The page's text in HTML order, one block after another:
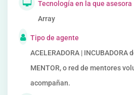
Tecnología en la que asesora
Array
Tipo de agente
ACELERADORA | INCUBADORA
MENTOR, o red de mentores
acompañan.